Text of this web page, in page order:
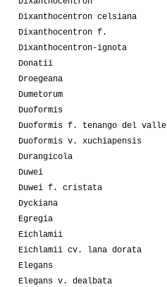
Dixanthocentron celsiana
Dixanthocentron f.
Dixanthocentron-ignota
Donatii
Droegeana
Dumetorum
Duoformis
Duoformis f. tenango del valle
Duoformis v. xuchiapensis
Durangicola
Duwei
Duwei f. cristata
Dyckiana
Egregia
Eichlamii
Eichlamii cv. lana dorata
Elegans
Elegans v. dealbata